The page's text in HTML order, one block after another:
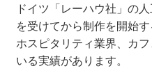
ドイツ「レーハウ社」の
を受けてから制作を開始
ホスピタリティ業界、カ
いる実績があります。